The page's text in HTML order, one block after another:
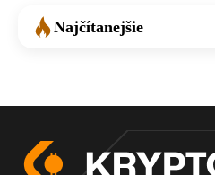
Najčítanejšie